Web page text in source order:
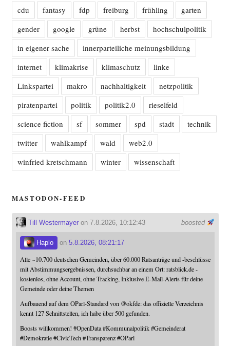
cdu fantasy fdp freiburg frühling
garten
gender
google grüne herbst
hochschulpolitik
in eigener sache
innerparteiliche meinungsbildung
internet
klimakrise klimaschutz
linke
Linkspartei
makro nachhaltigkeit
netzpolitik
piratenpartei
politik politik2.0
rieselfeld
science fiction
sf sommer spd stadt
technik
twitter
wahlkampf wald
web2.0
winfried kretschmann
winter wissenschaft
MASTODON-FEED
boosted
Till Westermayeron 7.8.2026, 10:12:43
Haplo on 5.8.2026, 08:21:17
Alle ~10.700 deutschen Gemeinden, über 60.000 Ratsanträge und -beschlüsse
mit Abstimmungsergebnissen, durchsuchbar an einem Ort: ratsblick.de -
kostenlos, ohne Account, ohne Tracking, Inklusive E-Mail-Alerts für deine
Gemeinde oder deine Themen
Aufbauend auf dem OParl-Standard von @okfde: das offizielle Verzeichnis
kennt 127 Schnittstellen, ich habe über 500 gefunden.
Boosts willkommen! #OpenData #Kommunalpolitik #Gemeinderat
#Demokratie #CivicTech #Transparenz #OParl